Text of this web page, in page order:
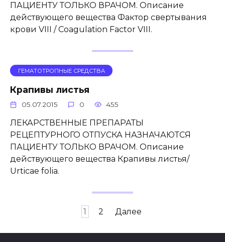
ПАЦИЕНТУ ТОЛЬКО ВРАЧОМ. Описание
действующего вещества Фактор свертывания
крови VIII / Coagulation Factor VIII.
ГЕМАТОТРОПНЫЕ СРЕДСТВА
Крапивы листья
05.07.2015 0 455
ЛЕКАРСТВЕННЫЕ ПРЕПАРАТЫ
РЕЦЕПТУРНОГО ОТПУСКА НАЗНАЧАЮТСЯ
ПАЦИЕНТУ ТОЛЬКО ВРАЧОМ. Описание
действующего вещества Крапивы листья/
Urticae folia.
1 2 Далее